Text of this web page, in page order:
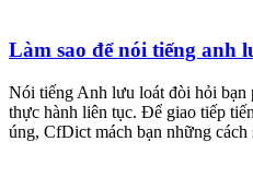
Làm sao để nói tiếng anh
Nói tiếng Anh lưu loát đòi hỏi bạn
thực hành liên tục. Để giao tiếp
úng, CfDict mách bạn những cách